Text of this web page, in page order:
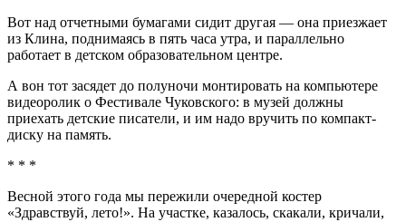
Вот над отчетными бумагами сидит другая — она приезжает
из Клина, поднимаясь в пять часа утра, и параллельно
работает в детском образовательном центре.
А вон тот засядет до полуночи монтировать на компьютере
видеоролик о Фестивале Чуковского: в музей должны
приехать детские писатели, и им надо вручить по компакт-
диску на память.
* * *
Весной этого года мы пережили очередной костер
«Здравствуй, лето!». На участке, казалось, скакали, кричали,